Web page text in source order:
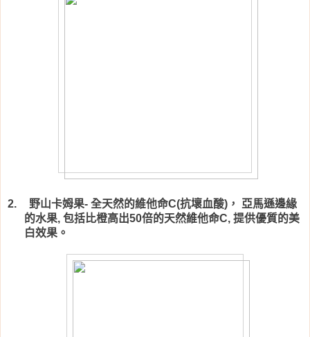
2. 野山卡姆果- 全天然的維他命C(抗壞血酸) ， 亞馬遜邊緣
的水果, 包括比橙高出50倍的天然維他命C, 提供優質的美
白效果。